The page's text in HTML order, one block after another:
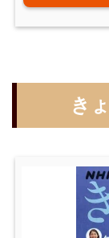
き